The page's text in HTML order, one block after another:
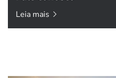
Leia mais